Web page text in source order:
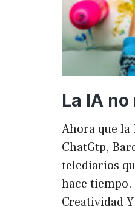
La IA
Ahora que la
ChatGtp,
telediarios
hace
Creatividad